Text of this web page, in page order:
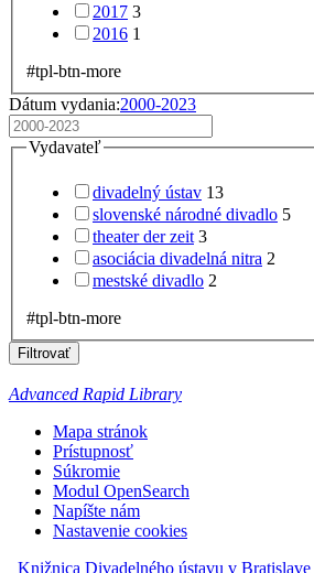
2017 3
2016 1
#tpl-btn-more
Dátum vydania:2000-2023
Vydavateľ
divadelný ústav 13
slovenské národné divadlo 5
theater der zeit 3
asociácia divadelná nitra 2
mestské divadlo 2
#tpl-btn-more
Filtrovať
Advanced Rapid Library
Mapa stránok
Prístupnosť
Súkromie
Modul OpenSearch
Napíšte nám
Nastavenie cookies
Knižnica Divadelného ústavu v Bratislave